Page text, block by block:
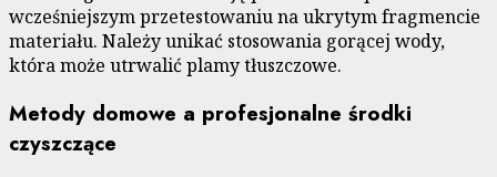
wcześniejszym przetestowaniu na ukrytym fragmencie
materiału. Należy unikać stosowania gorącej wody,
która może utrwalić plamy tłuszczowe.
Metody domowe a profesjonalne środki
czyszczące